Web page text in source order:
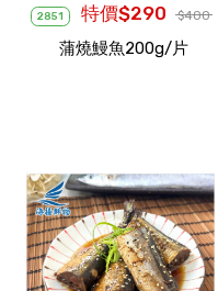
2851 特價$290 $400
蒲燒鰻魚200g/片